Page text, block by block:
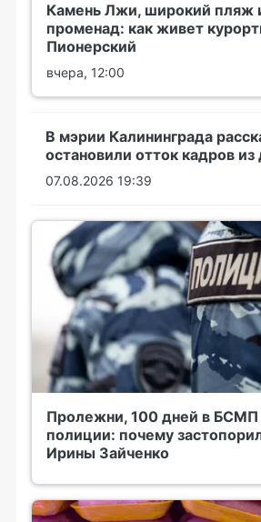
Камень Лжи, широкий пляж
променад: как живет
Пионерский
вчера, 12:00
В мэрии Калининграда
остановили отток кадров из
07.08.2026 19:39
Пролежни, 100 дней в БСМП
полиции: почему
Ирины Зайченко